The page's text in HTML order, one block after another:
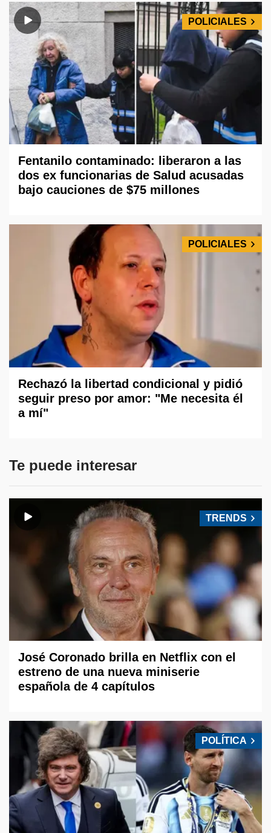
POLICIALES
Fentanilo contaminado: liberaron a las
dos ex funcionarias de Salud acusadas
bajo cauciones de $75 millones
POLICIALES
Rechazó la libertad condicional y pidió
seguir preso por amor: "Me necesita él
a mí"
Te puede interesar
TRENDS
José Coronado brilla en Netflix con el
estreno de una nueva miniserie
española de 4 capítulos
POLÍTICA